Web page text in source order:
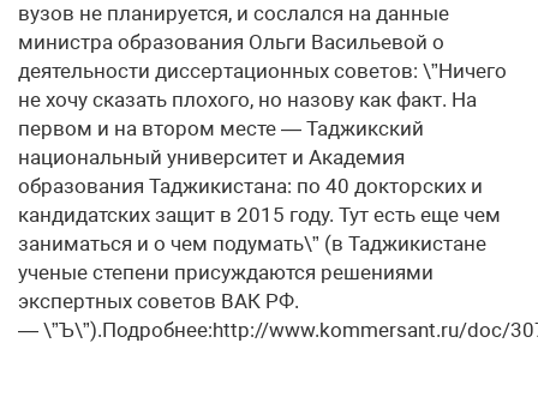
вузов не планируется, и сослался на данные
министра образования Ольги Васильевой о
деятельности диссертационных советов: \”Ничего
не хочу сказать плохого, но назову как факт. На
первом и на втором месте — Таджикский
национальный университет и Академия
образования Таджикистана: по 40 докторских и
кандидатских защит в 2015 году. Тут есть еще чем
заниматься и о чем подумать\” (в Таджикистане
ученые степени присуждаются решениями
экспертных советов ВАК РФ.
— \”Ъ\”).Подробнее:http://www.kommersant.ru/doc/